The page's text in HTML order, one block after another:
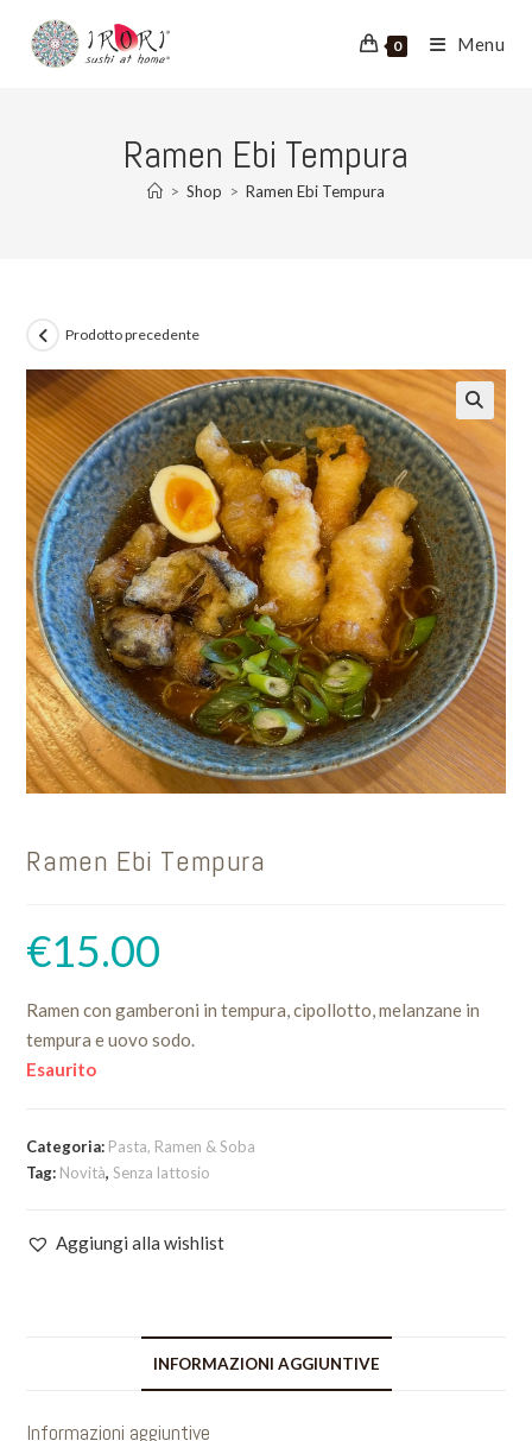
contenuto
0 Menu
Ramen Ebi Tempura
> Shop > Ramen Ebi Tempura
Prodotto precedente
Ramen Ebi Tempura
€15.00
Ramen con gamberoni in tempura, cipollotto, melanzane in
tempura e uovo sodo.
Esaurito
Categoria: Pasta, Ramen & Soba
Tag: Novità,Senza lattosio
Aggiungi alla wishlist
INFORMAZIONI AGGIUNTIVE
Informazioni aggiuntive